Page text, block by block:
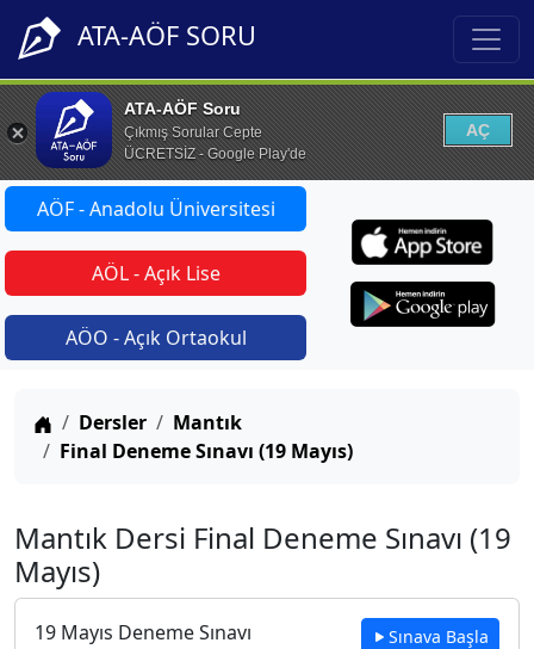
ATA-AÖF SORU
ATA-AÖF Soru
Çıkmış Sorular Cepte
ÜCRETSİZ - Google Play'de
AÇ
AÖF - Anadolu Üniversitesi
AÖL - Açık Lise
AÖO - Açık Ortaokul
Anasayfa
Dersler
Mantık
Final Deneme Sınavı (19 Mayıs)
Mantık Dersi Final Deneme Sınavı (19
Mayıs)
19 Mayıs Deneme Sınavı Sınava Başla